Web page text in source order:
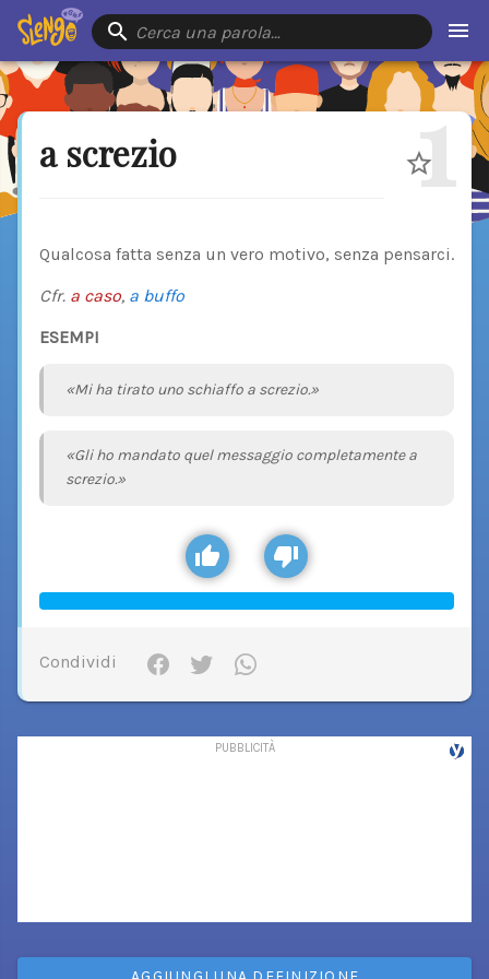
Cerca una parola…
a screzio 1
Qualcosa fatta senza un vero motivo, senza pensarci.
Cfr. a caso, a buffo
ESEMPI
«Mi ha tirato uno schiaffo a screzio.»
«Gli ho mandato quel messaggio completamente a
screzio.»
Condividi